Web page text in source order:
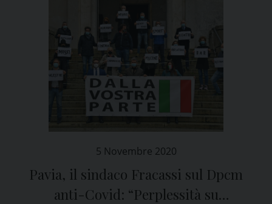
5 Novembre 2020
Pavia, il sindaco Fracassi sul Dpcm
anti-Covid: “Perplessità su